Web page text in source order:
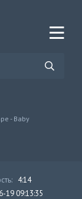
- Baby
4:14
19 09:13:35